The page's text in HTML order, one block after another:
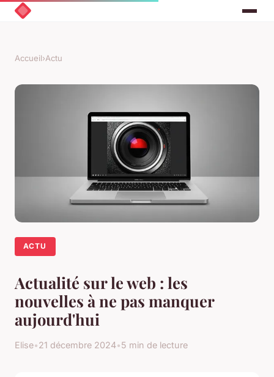
Accueil›Actu
ACTU
Actualité sur le web : les
nouvelles à ne pas manquer
aujourd'hui
Elise•21 décembre 2024•5 min de lecture